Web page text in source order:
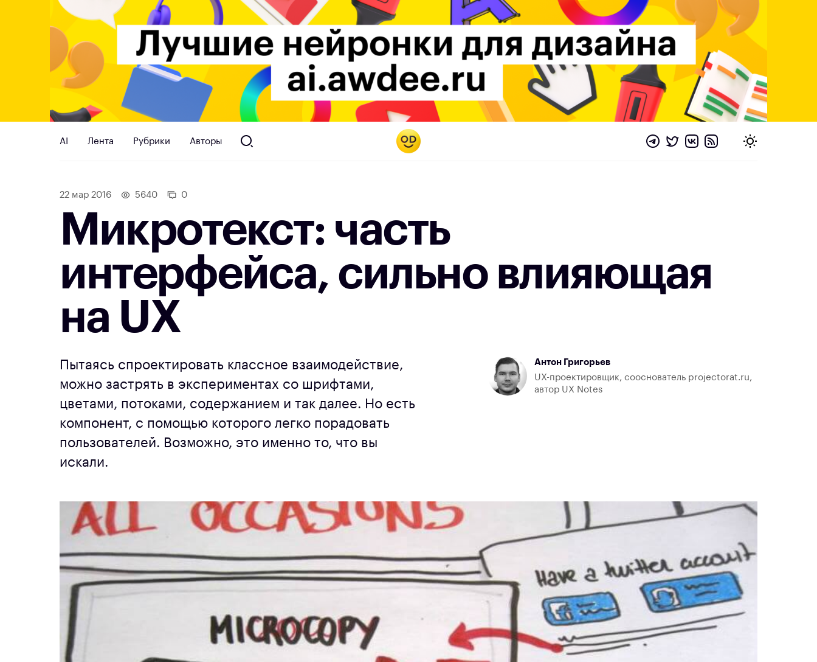
AI Лента Рубрики Авторы
22 мар 2016 5640 0
Микротекст: часть
интерфейса, сильно влияющая
на UX
Пытаясь спроектировать классное взаимодействие,
можно застрять в экспериментах со шрифтами,
цветами, потоками, содержанием и так далее. Но есть
компонент, с помощью которого легко порадовать
пользователей. Возможно, это именно то, что вы
искали.
Антон Григорьев
UX-проектировщик, сооснователь projectorat.ru,
автор UX Notes